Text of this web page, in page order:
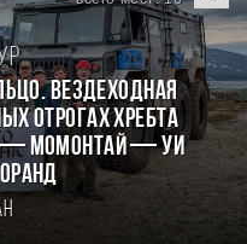
Вездеходная
отрогах хребта
— Момонтай — Уи